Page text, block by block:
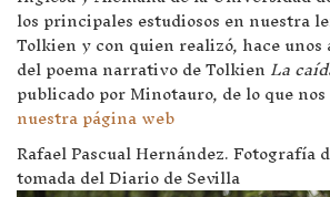
los principales estudiosos en nuestra
Tolkien y con quien realizó, hace
del poema narrativo de TolkienLa
publicado por Minotauro, de lo que
nuestra página web
Rafael Pascual Hernández. Fotografía
tomada del Diario de Sevilla